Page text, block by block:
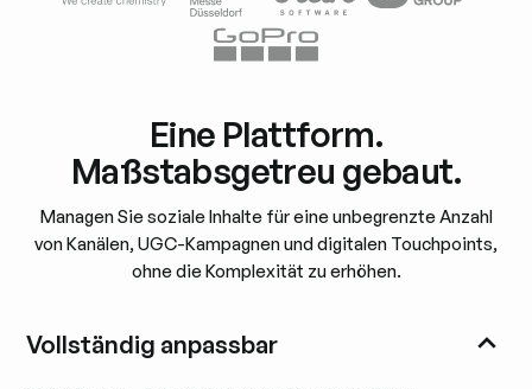
Eine Plattform.
Maßstabsgetreu gebaut.
Managen Sie soziale Inhalte für eine unbegrenzte Anzahl
von Kanälen, UGC-Kampagnen und digitalen Touchpoints,
ohne die Komplexität zu erhöhen.
Vollständig anpassbar